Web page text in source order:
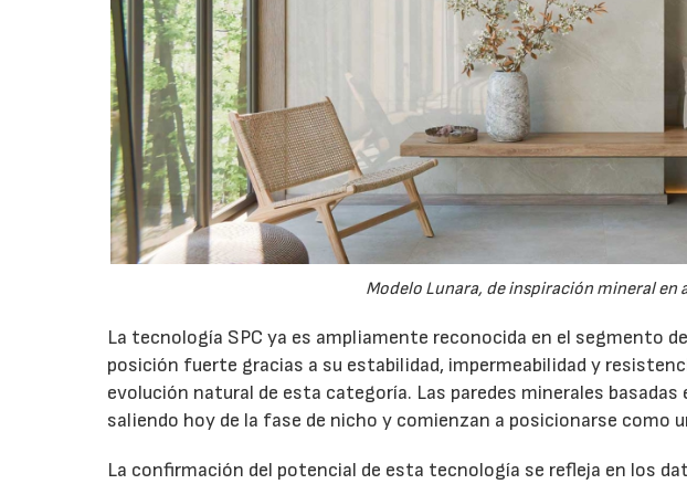
Modelo Lunara, de inspiración mineral en
La tecnología SPC ya es ampliamente reconocida en el segmento
posición fuerte gracias a su estabilidad, impermeabilidad y
evolución natural de esta categoría. Las paredes minerales
saliendo hoy de la fase de nicho y comienzan a posicionarse como
La confirmación del potencial de esta tecnología se refleja en los